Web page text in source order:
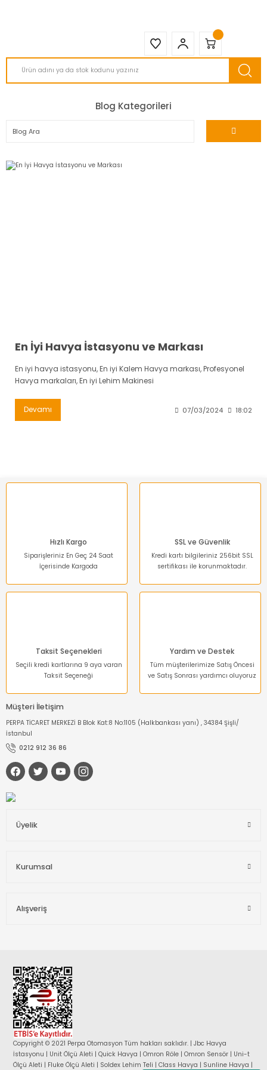
Blog Kategorileri
En İyi Havya İstasyonu ve Markası
En iyi havya istasyonu, En iyi Kalem Havya markası, Profesyonel
Havya markaları, En iyi Lehim Makinesi
Devamı 07/03/2024 18:02
Hızlı Kargo
Siparişleriniz En Geç 24 Saat
İçerisinde Kargoda
SSL ve Güvenlik
Kredi kartı bilgileriniz 256bit SSL
sertifikası ile korunmaktadır.
Taksit Seçenekleri
Seçili kredi kartlarına 9 aya varan
Taksit Seçeneği
Yardım ve Destek
Tüm müşterilerimize Satış Öncesi
ve Satış Sonrası yardımcı oluyoruz
Müşteri İletişim
PERPA TİCARET MERKEZİ B Blok Kat:8 No:1105 (Halkbankası yanı) , 34384 Şişli/
İstanbul
0212 912 36 86
Üyelik
Kurumsal
Alışveriş
Copyright © 2021 Perpa Otomasyon Tüm hakları saklıdır. | Jbc Havya
İstasyonu | Unit Ölçü Aleti | Quick Havya | Omron Röle | Omron Sensör | Uni-t
Ölçü Aleti | Fluke Ölçü Aleti | Soldex Lehim Teli | Class Havya | Sunline Havya |